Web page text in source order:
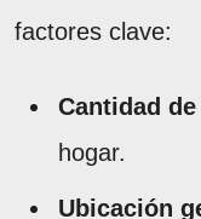
factores clave:
Cantidad
hogar.
Ubicación